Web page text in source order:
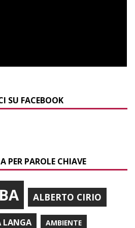
SU FACEBOOK
PER PAROLE CHIAVE
ALBERTO CIRIO
LANGA AMBIENTE